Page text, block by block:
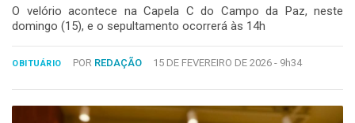
COLUNAS
FALE
CONOSCO
Copyright
2024
O velório acontece na Capela C do Campo da Paz, neste
domingo (15), e o sepultamento ocorrerá às 14h
OBITUÁRIO POR REDAÇÃO 15 DE FEVEREIRO DE 2026 - 9h34